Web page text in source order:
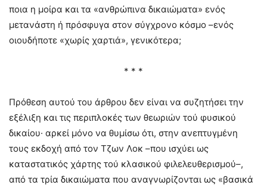
ποια η μοίρα και τα «ανθρώπινα δικαιώματα» ενός
μετανάστη ή πρόσφυγα στον σύγχρονο κόσμο –ενός
οιουδήποτε «χωρίς χαρτιά», γενικότερα;
* * *
Πρόθεση αυτού του άρθρου δεν είναι να συζητήσει την
εξέλιξη και τις περιπλοκές των θεωριών τού φυσικού
δικαίου· αρκεί μόνο να θυμίσω ότι, στην ανεπτυγμένη
τους εκδοχή από τον Τζων Λοκ –που ισχύει ως
καταστατικός χάρτης τού κλασικού φιλελευθερισμού–,
από τα τρία δικαιώματα που αναγνωρίζονται ως «βασικά